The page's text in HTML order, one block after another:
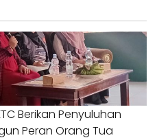
Berikan Penyuluhan
Peran Orang Tua